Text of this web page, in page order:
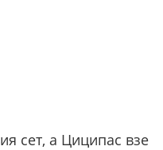
сет, а Циципас взе